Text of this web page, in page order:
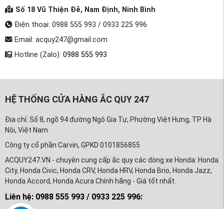
Số 18 Vũ Thiện Đễ, Nam Định, Ninh Bình
Điện thoại: 0988 555 993 / 0933 225 996
Email: acquy247@gmail.com
Hotline (Zalo): 0988 555 993
HỆ THỐNG CỬA HÀNG ẮC QUY 247
Địa chỉ: Số 8, ngõ 94 đường Ngô Gia Tự, Phường Việt Hưng, TP Hà
Nội, Việt Nam
Công ty cổ phần Carvin, GPKD 0101856855
ACQUY247.VN - chuyên cung cấp ắc quy các dòng xe Honda: Honda
City, Honda Civic, Honda CRV, Honda HRV, Honda Brio, Honda Jazz,
Honda Accord, Honda Acura Chính hãng - Giá tốt nhất.
Liên hệ: 0988 555 993 / 0933 225 996: